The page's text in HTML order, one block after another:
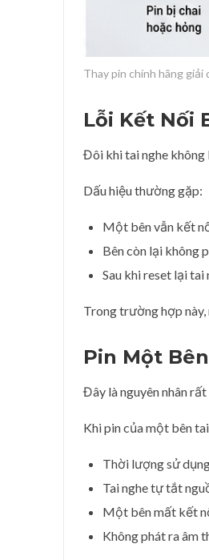
Thay pin chính hãng
Lỗi Kết Nối
Đôi khi tai nghe không
Dấu hiệu thường gặp:
Một bên vẫn kết
Bên còn lại không
Sau khi reset lại
Trong trường hợp
Pin Một
Đây là nguyên nhân
Khi pin của một bên
Thời lượng sử
Tai nghe tự tắt
Một bên mất kết
Không phát ra âm